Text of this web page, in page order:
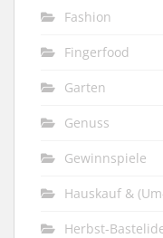
Fashion
Fingerfood
Garten
Genuss
Gewinnspiele
Hauskauf &
Herbst-